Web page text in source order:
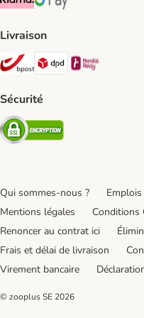
Klarna Payment Method
Google Pay Payment
Livraison
Bpost Shipping Method
DPD Shipping
Sécurité
Security
Qui sommes-nous ? Emplois
Mentions légales
Conditions
Renoncer au contrat ici
Frais et délai de livraison
Virement bancaire
© zooplus SE 2026